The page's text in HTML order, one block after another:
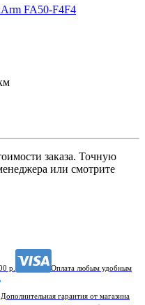
заказа. Точную
или смотрите
р. Оплата любым удобным
Дополнительная гарантия от магазина